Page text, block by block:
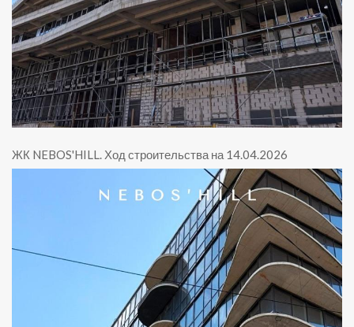
ЖК NEBOS'HILL. Ход строительства на 14.04.2026